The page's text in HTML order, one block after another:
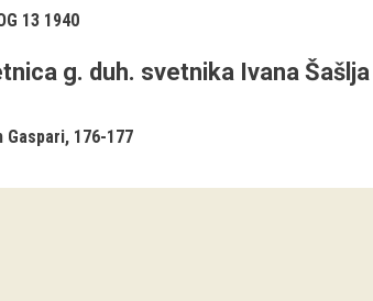
13 1940
g. duh. svetnika Ivana Šašlja
Gaspari 176-177